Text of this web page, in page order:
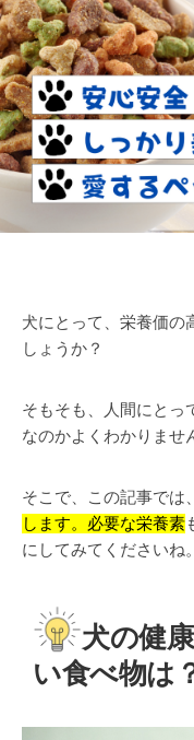
犬にとって、 栄養価の
しょうか？
そもそも、人間にとっ
なのかよくわかりませ
そこで、この記事では、
します。必要な栄養素
にしてみてくださいね。
犬の健
い食べ物は